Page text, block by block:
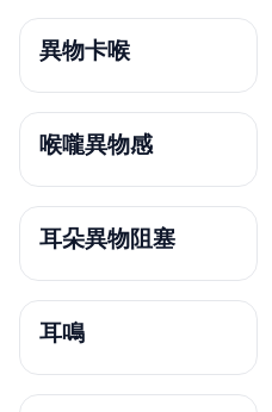
異物卡喉
喉嚨異物感
耳朵異物阻塞
耳鳴